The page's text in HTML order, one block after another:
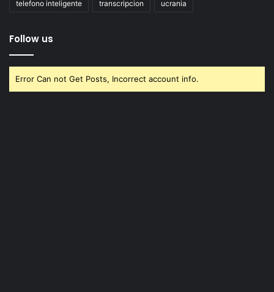
telefono inteligente transcripcion ucrania
Follow us
Error Can not Get Posts, Incorrect account info.